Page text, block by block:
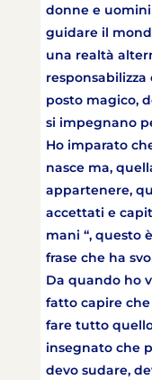
donne e
guidare il
una realtà
responsabilizza
posto magico,
si impegnano
Ho imparato
nasce ma,
appartenere,
accettati e
mani “, questo
frase che ha
Da quando ho
fatto capire che
fare tutto
insegnato che
devo sudare,